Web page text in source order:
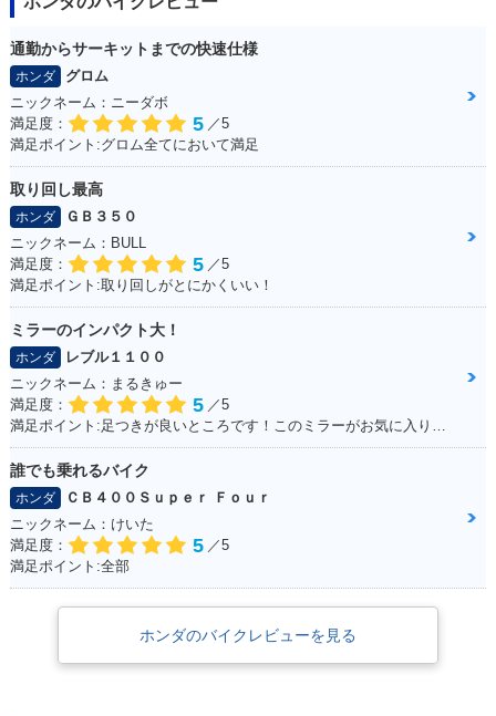
通勤からサーキットまでの快速仕様
ホンダ
グロム
ニックネーム：ニーダボ
満足度：
5 ／5
満足ポイント:グロム全てにおいて満足
取り回し最高
ホンダ
ＧＢ３５０
ニックネーム：BULL
満足度：
5 ／5
満足ポイント:取り回しがとにかくいい！
ミラーのインパクト大！
ホンダ
レブル１１００
ニックネーム：まるきゅー
満足度：
5 ／5
誰でも乗れるバイク
ホンダ
ＣＢ４００Ｓｕｐｅｒ Ｆｏｕｒ
ニックネーム：けいた
満足度：
5 ／5
満足ポイント:全部
ホンダのバイクレビューを見る